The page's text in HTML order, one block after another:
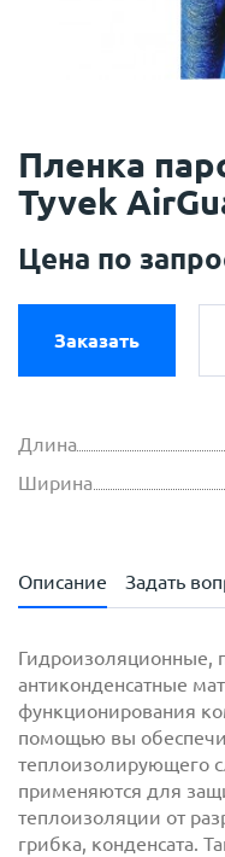
Пленка
Tyvek
Цена по
Заказать
Длина
Ширина
Описание Задать
Гидроизоляционные,
антиконденсатные
функционирования
помощью вы
теплоизолирующего
применяются для
теплоизоляции от
грибка, конденсата.